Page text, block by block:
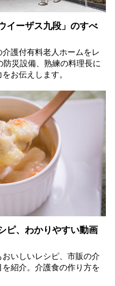
イーザス九段」のすべ
護付有料老人ホームをレ
災設備、熟練の料理長に
お伝えします。
ピ、わかりやすい動画
いしいレシピ、市販の介
紹介。介護食の作り方を